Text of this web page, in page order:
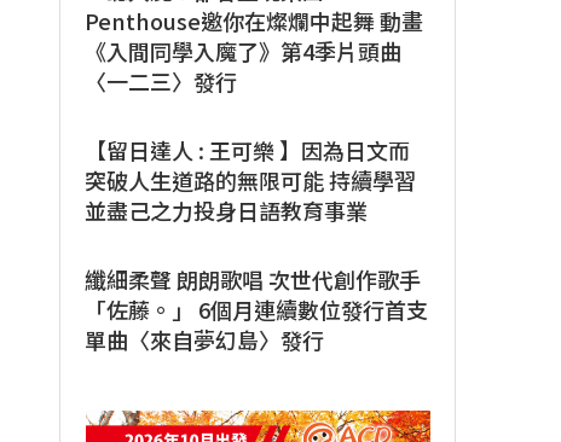
Penthouse邀你在燦爛中起舞 動畫
《入間同學入魔了》第4季片頭曲
〈一二三〉發行
【留日達人 : 王可樂 】因為日文而
突破人生道路的無限可能 持續學習
並盡己之力投身日語教育事業
纖細柔聲 朗朗歌唱 次世代創作歌手
「佐藤。」 6個月連續數位發行首支
單曲〈來自夢幻島〉發行